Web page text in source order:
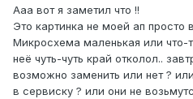
Ааа вот я заметил что !!
Это картинка не моей ап просто
Микросхема маленькая или что-
неё чуть-чуть край отколол..
возможно заменить или нет ?
в сервиску ? или они не